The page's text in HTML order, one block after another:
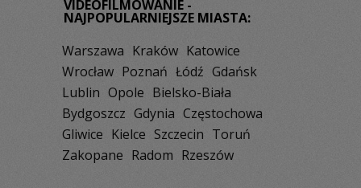
VIDEOFILMOWANIE -
NAJPOPULARNIEJSZE MIASTA:
Warszawa Kraków Katowice
Wrocław Poznań Łódź Gdańsk
Lublin Opole Bielsko-Biała
Bydgoszcz Gdynia Częstochowa
Gliwice Kielce Szczecin Toruń
Zakopane Radom Rzeszów